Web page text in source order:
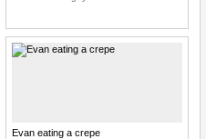
Evan eating a crepe